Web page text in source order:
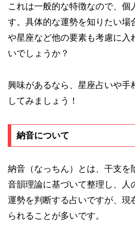
これは一般的な特徴なので、個
す。具体的な運勢を知りたい場
や星座など他の要素も考慮に入
いでしょうか？
興味があるなら、星座占いや手
してみましょう！
納音について
納音（なっちん）とは、干支を
音韻理論に基づいて整理し、人
運勢を判断する占いですが、現
られることが多いです。